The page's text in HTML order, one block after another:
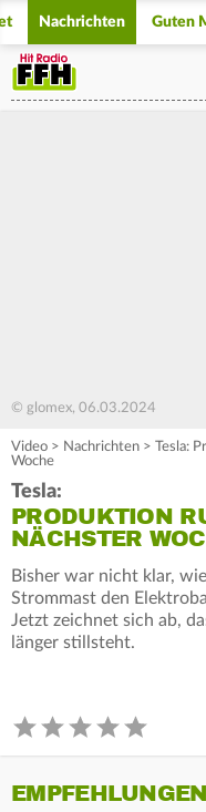
Nachrichten Guten
© glomex, 06.03.2024
Video > Nachrichten > Tesla:
Woche
Tesla:
PRODUKTION
NÄCHSTER
Bisher war nicht klar,
Strommast den
Jetzt zeichnet sich ab,
länger stillsteht.
EMPFEHLUNGEN